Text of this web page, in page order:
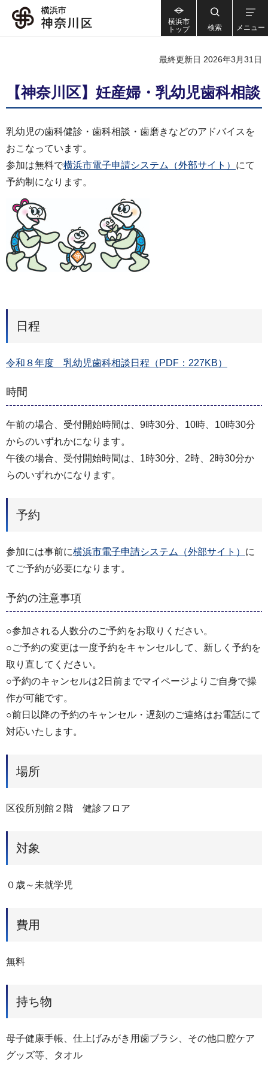
横浜市
トップ
検索 メニュー
最終更新日 2026年3月31日
【神奈川区】妊産婦・乳幼児歯科相談
乳幼児の歯科健診・歯科相談・歯磨きなどのアドバイスを
おこなっています。
参加は無料で横浜市電子申請システム（外部サイト） にて
予約制になります。
日程
令和８年度 乳幼児歯科相談日程（PDF：227KB）
時間
午前の場合、受付開始時間は、9時30分、10時、10時30分
からのいずれかになります。
午後の場合、受付開始時間は、1時30分、2時、2時30分か
らのいずれかになります。
予約
参加には事前に横浜市電子申請システム（外部サイト） に
てご予約が必要になります。
予約の注意事項
○参加される人数分のご予約をお取りください。
○ご予約の変更は一度予約をキャンセルして、新しく予約を
取り直してください。
○予約のキャンセルは2日前までマイページよりご自身で操
作が可能です。
○前日以降の予約のキャンセル・遅刻のご連絡はお電話にて
対応いたします。
場所
区役所別館２階 健診フロア
対象
０歳～未就学児
費用
無料
持ち物
母子健康手帳、仕上げみがき用歯ブラシ、その他口腔ケア
グッズ等、タオル